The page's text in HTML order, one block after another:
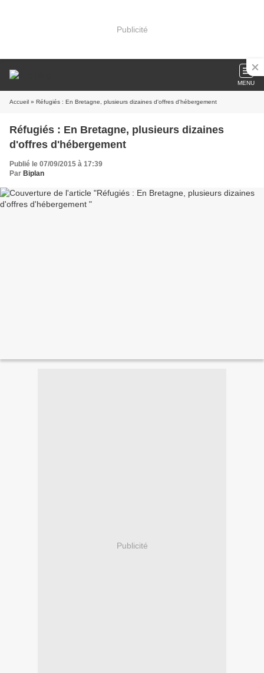
Publicité
MENU
Accueil » Réfugiés : En Bretagne, plusieurs dizaines d'offres d'hébergement
Réfugiés : En Bretagne, plusieurs dizaines
d'offres d'hébergement
Publié le 07/09/2015 à 17:39
Par Biplan
Publicité